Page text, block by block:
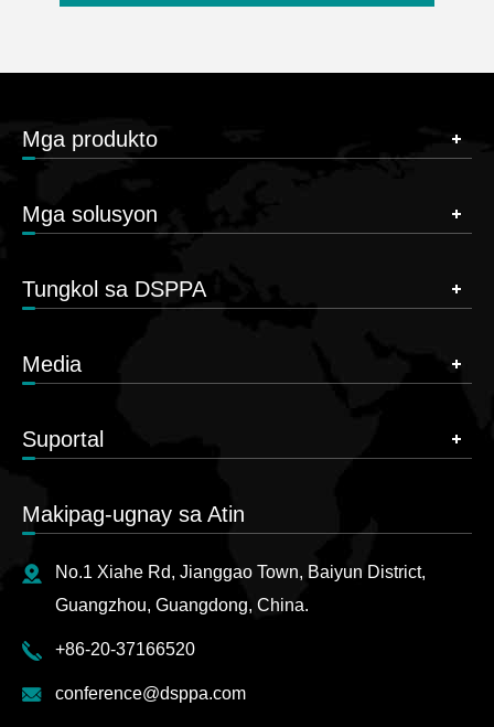
Mga produkto
Mga solusyon
Tungkol sa DSPPA
Media
Suportal
Makipag-ugnay sa Atin
No.1 Xiahe Rd, Jianggao Town, Baiyun District,
Guangzhou, Guangdong, China.
+86-20-37166520
conference@dsppa.com